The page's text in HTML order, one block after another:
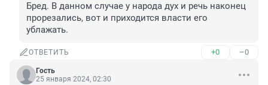
Бред. В данном случае у народа дух и речь наконец
прорезались, вот и приходится власти его
ублажать.
ОТВЕТИТЬ +0 –0
Гость
25 января 2024, 02:30